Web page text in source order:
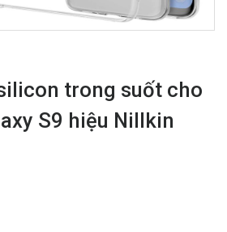
trong suốt cho
S9 hiệu Nillkin